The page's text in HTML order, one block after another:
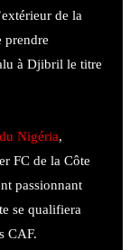
de la
prendre
à Djibril le titre
Nigéria,
FC de la Côte
passionnant
se qualifiera
CAF.